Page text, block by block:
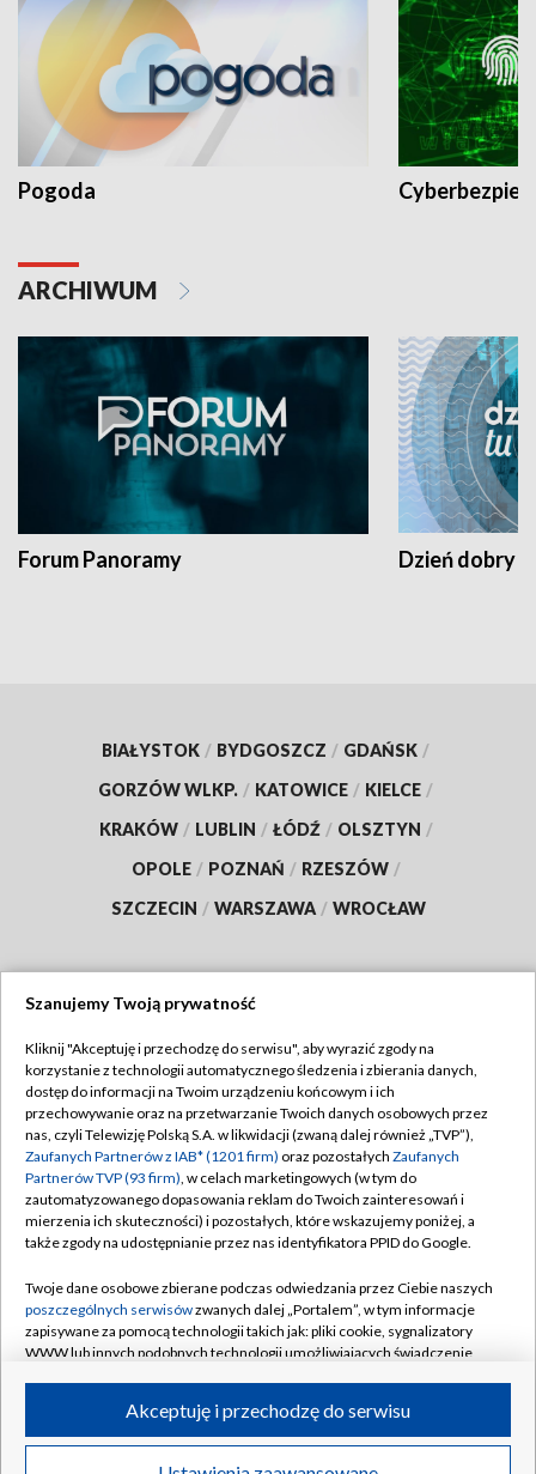
Pogoda
ARCHIWUM
Forum Panoramy Dzień dobry
BIAŁYSTOK / BYDGOSZCZ / GDAŃSK /
GORZÓW WLKP. / KATOWICE / KIELCE /
KRAKÓW / LUBLIN / ŁÓDŹ / OLSZTYN /
OPOLE / POZNAŃ / RZESZÓW /
SZCZECIN / WARSZAWA / WROCŁAW
TVP
Abonament TVP
Emisja w TVP
Centrum informacji TVP
Naziemna Telewizja Cyfrowa
Rada Programowa
System NOS
Informacje o nadawcy
Program dla prasy
Regulamin TVP
Polityka prywatności
Moje zgody
Pomoc
Kontakt
Kanały
©2026 Telewizja Polska S.A. w likwidacji
Szanujemy Twoją prywatność
Kliknij "Akceptuję i przechodzę do serwisu", aby wyrazić zgody na
korzystanie z technologii automatycznego śledzenia i zbierania danych,
dostęp do informacji na Twoim urządzeniu końcowym i ich
przechowywanie oraz na przetwarzanie Twoich danych osobowych przez
nas, czyli Telewizję Polską S.A. w likwidacji (zwaną dalej również „TVP”),
Zaufanych Partnerów z IAB* (1201 firm) oraz pozostałych Zaufanych
Partnerów TVP (93 firm), w celach marketingowych (w tym do
zautomatyzowanego dopasowania reklam do Twoich zainteresowań i
mierzenia ich skuteczności) i pozostałych, które wskazujemy poniżej, a
także zgody na udostępnianie przez nas identyfikatora PPID do Google.
Twoje dane osobowe zbierane podczas odwiedzania przez Ciebie naszych
poszczególnych serwisówzwanych dalej „Portalem”, w tym informacje
zapisywane za pomocą technologii takich jak: pliki cookie, sygnalizatory
WWW lub innych podobnych technologii umożliwiających świadczenie
ruchu w Internecie.
Twoje dane osobowe zbierane podczas odwiedzania przez Ciebie
Akceptuję i przechodzę do serwisu